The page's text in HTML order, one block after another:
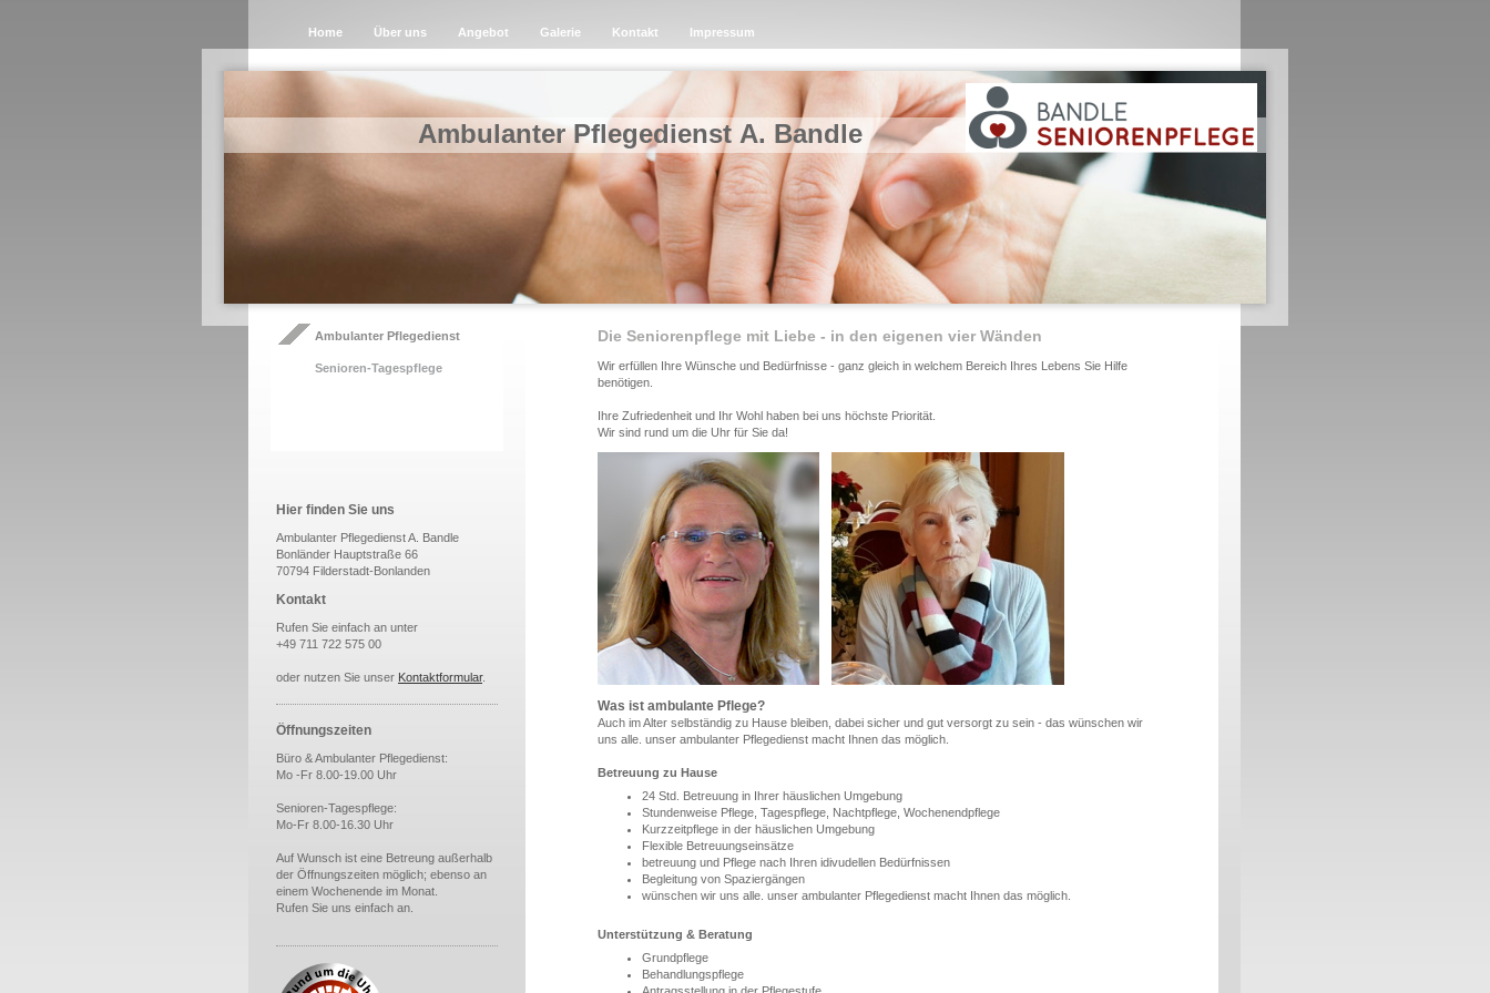
Home Über uns Angebot Galerie Kontakt Impressum
Ambulanter Pflegedienst A. Bandle
Ambulanter Pflegedienst
Senioren-Tagespflege
Hier finden Sie uns
Ambulanter Pflegedienst A. Bandle
Bonländer Hauptstraße 66
70794 Filderstadt-Bonlanden
Kontakt
Rufen Sie einfach an unter
+49 711 722 575 00
oder nutzen Sie unser Kontaktformular.
Öffnungszeiten
Büro & Ambulanter Pflegedienst:
Mo -Fr 8.00-19.00 Uhr
Senioren-Tagespflege:
Mo-Fr 8.00-16.30 Uhr
Auf Wunsch ist eine Betreung außerhalb
der Öffnungszeiten möglich; ebenso an
einem Wochenende im Monat.
Rufen Sie uns einfach an.
Die Seniorenpflege mit Liebe - in den eigenen vier Wänden
Wir erfüllen Ihre Wünsche und Bedürfnisse - ganz gleich in welchem Bereich Ihres Lebens Sie Hilfe
benötigen.
Ihre Zufriedenheit und Ihr Wohl haben bei uns höchste Priorität.
Wir sind rund um die Uhr für Sie da!
Was ist ambulante Pflege?
Auch im Alter selbständig zu Hause bleiben, dabei sicher und gut versorgt zu sein - das wünschen wir
uns alle. unser ambulanter Pflegedienst macht Ihnen das möglich.
Betreuung zu Hause
24 Std. Betreuung in Ihrer häuslichen Umgebung
Stundenweise Pflege, Tagespflege, Nachtpflege, Wochenendpflege
Kurzzeitpflege in der häuslichen Umgebung
Flexible Betreuungseinsätze
betreuung und Pflege nach Ihren idivudellen Bedürfnissen
Begleitung von Spaziergängen
wünschen wir uns alle. unser ambulanter Pflegedienst macht Ihnen das möglich.
Unterstützung & Beratung
Grundpflege
Behandlungspflege
Antragsstellung in der Pflegestufe